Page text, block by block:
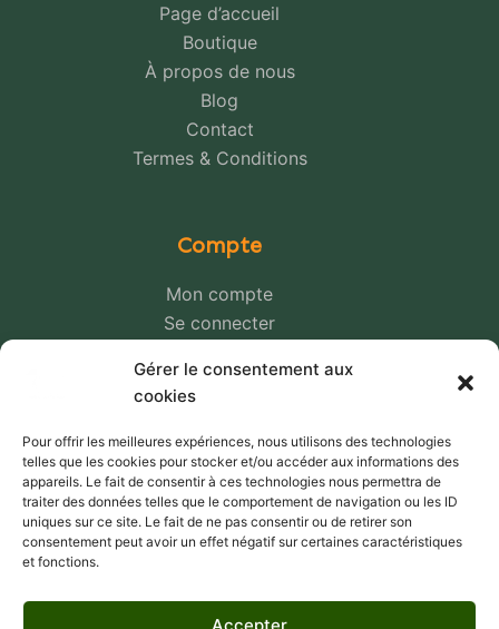
Gérer le consentement aux
cookies
Pour offrir les meilleures expériences, nous utilisons des technologies
telles que les cookies pour stocker et/ou accéder aux informations des
appareils. Le fait de consentir à ces technologies nous permettra de
traiter des données telles que le comportement de navigation ou les ID
uniques sur ce site. Le fait de ne pas consentir ou de retirer son
consentement peut avoir un effet négatif sur certaines caractéristiques
et fonctions.
Accepter
Page d’accueil
Boutique
À propos de nous
Blog
Contact
Termes & Conditions
Compte
Mon compte
Se connecter
Une question ?
Livraison et paiement
Nos transporteurs
Retour et remboursement